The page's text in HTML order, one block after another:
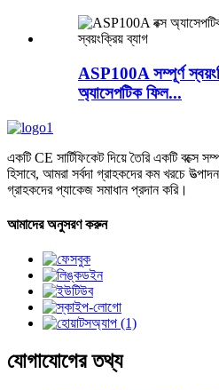
ASP100A সম্পূর্ণ
অ্যাসেপটিক ফিল...
একটি CE সার্টিফিকেট দিয়ে তৈরি একটি বক্সে
হিসাবে, আমরা সর্বদা গ্রাহকদের কম খরচে
গ্রাহকদের প্যাকেজ সমাধান প্রদান করি।
আমাদের অনুসরণ করুন
যোগাযোগের তথ্য